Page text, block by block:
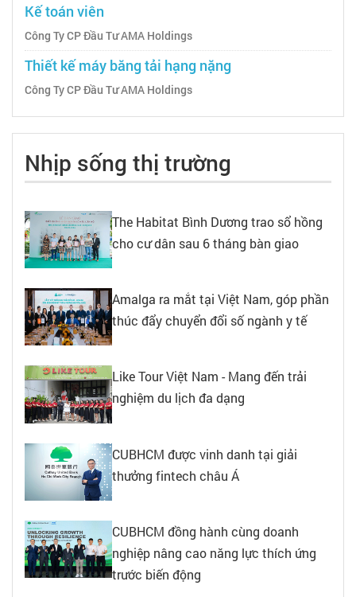
Kế toán viên
Công Ty CP Đầu Tư AMA Holdings
Thiết kế máy băng tải hạng nặng
Công Ty CP Đầu Tư AMA Holdings
Nhịp sống thị trường
The Habitat Bình Dương trao sổ hồng
cho cư dân sau 6 tháng bàn giao
Amalga ra mắt tại Việt Nam, góp phần
thúc đẩy chuyển đổi số ngành y tế
Like Tour Việt Nam - Mang đến trải
nghiệm du lịch đa dạng
CUBHCM được vinh danh tại giải
thưởng fintech châu Á
CUBHCM đồng hành cùng doanh
nghiệp nâng cao năng lực thích ứng
trước biến động